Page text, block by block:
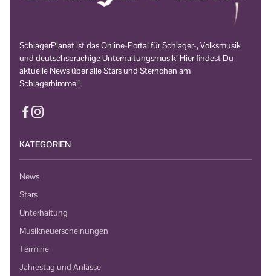
SchlagerPlanet ist das Online-Portal für Schlager-, Volksmusik
und deutschsprachige Unterhaltungsmusik! Hier findest Du
aktuelle News über alle Stars und Sternchen am
Schlagerhimmel!
KATEGORIEN
News
Stars
Unterhaltung
Musikneuerscheinungen
Termine
Jahrestag und Anlässe